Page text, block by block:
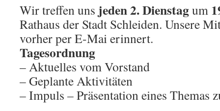
Wir treffen uns jeden 2. Dienstagum
Rathaus der Stadt Schleiden. Unsere
vorher per E-Mai erinnert.
Tagesordnung
– Aktuelles vom Vorstand
– Geplante Aktivitäten
– Impuls – Präsentation eines Themas